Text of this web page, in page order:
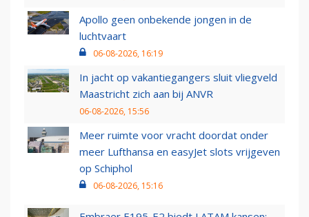
Apollo geen onbekende jongen in de
luchtvaart
06-08-2026, 16:19
In jacht op vakantiegangers sluit vliegveld
Maastricht zich aan bij ANVR
06-08-2026, 15:56
Meer ruimte voor vracht doordat onder
meer Lufthansa en easyJet slots vrijgeven
op Schiphol
06-08-2026, 15:16